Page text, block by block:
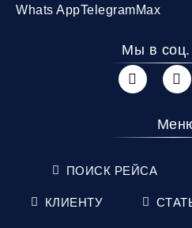
Whats AppTelegramMax
Мы в соц.
ПОИСК РЕЙСА
КЛИЕНТУ